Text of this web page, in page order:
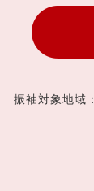
振袖対象地域：